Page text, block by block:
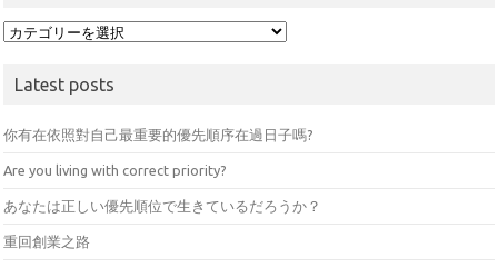
Category
Latest posts
你有在依照對自己最重要的優先順序在過日子嗎?
Are you living with correct priority?
あなたは正しい優先順位で生きているだろうか？
重回創業之路